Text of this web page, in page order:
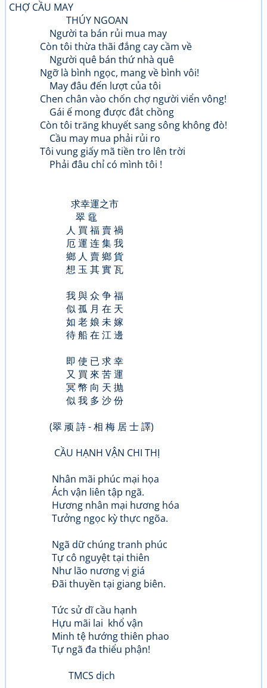
CHỢ CẦU MAY
THÚY NGOAN
Người ta bán rủi mua may
Còn tôi thừa thãi đắng cay cầm về
Người quê bán thứ nhà quê
Ngỡ là bình ngọc, mang về bình vôi!
May đâu đến lượt của tôi
Chen chân vào chốn chợ người viển vông!
Gái ế mong được đắt chồng
Còn tôi trăng khuyết sang sông không đò!
Cầu may mua phải rủi ro
Tôi vung giấy mã tiền tro lên trời
Phải đâu chỉ có mình tôi !
求幸運之市
翠 黿
人 買 福 賣 禍
厄 運 连 集 我
鄉 人 賣 鄉 貨
想 玉 其 實 瓦
我 與 众 争 福
似 孤 月 在 天
如 老 娘 未 嫁
待 船 在 江 邊
即 使 已 求 幸
又 買 來 苦 運
冥 幣 向 天 抛
似 我 多 沙 份
(翠 顽 詩 - 相 梅 居 士 譯)
CẦU HẠNH VẬN CHI THỊ
Nhân mãi phúc mại họa
Ách vận liên tập ngã.
Hương nhân mại hương hóa
Tưởng ngọc kỳ thực ngõa.
Ngã dữ chúng tranh phúc
Tự cô nguyệt tại thiên
Như lão nương vị giá
Đãi thuyền tại giang biên.
Tức sử dĩ cầu hạnh
Hựu mãi lai khổ vận
Minh tệ hướng thiên phao
Tự ngã đa thiểu phận!
TMCS dịch